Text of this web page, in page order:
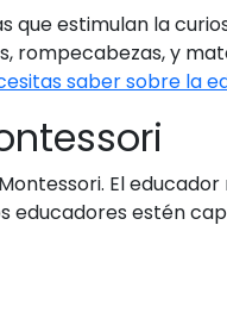
que estimulan la
rompecabezas, y
saber sobre la
El
educadores estén